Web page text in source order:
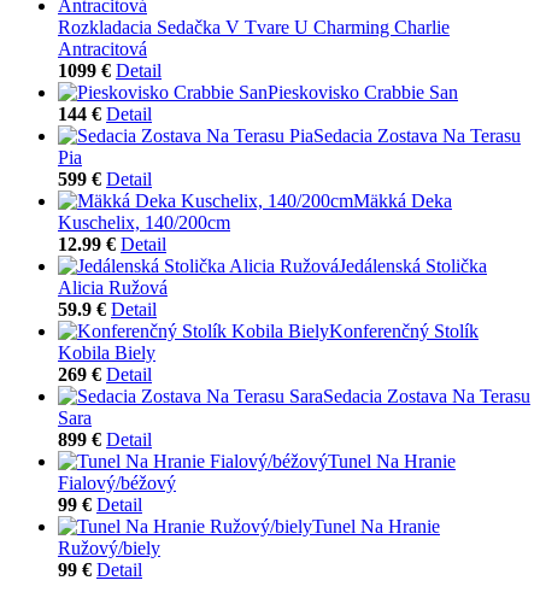
Rozkladacia Sedačka V Tvare U Charming Charlie
Antracitová
1099 € Detail
Pieskovisko Crabbie San
144 € Detail
Sedacia Zostava Na Terasu
Pia
599 € Detail
Mäkká Deka
Kuschelix, 140/200cm
12.99 € Detail
Jedálenská Stolička
Alicia Ružová
59.9 € Detail
Konferenčný Stolík
Kobila Biely
269 € Detail
Sedacia Zostava Na Terasu
Sara
899 € Detail
Tunel Na Hranie
Fialový/béžový
99 € Detail
Tunel Na Hranie
Ružový/biely
99 € Detail